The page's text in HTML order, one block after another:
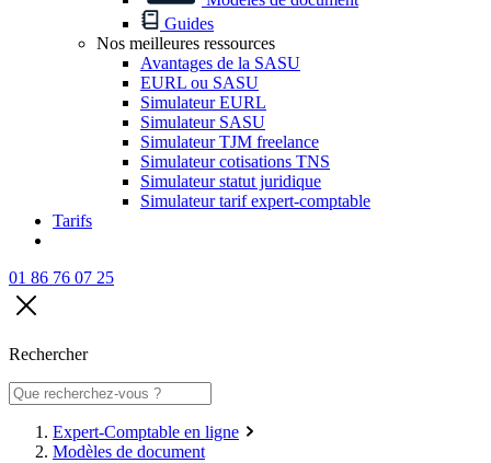
Guides
Nos meilleures ressources
Avantages de la SASU
EURL ou SASU
Simulateur EURL
Simulateur SASU
Simulateur TJM freelance
Simulateur cotisations TNS
Simulateur statut juridique
Simulateur tarif expert-comptable
Tarifs
01 86 76 07 25
Rechercher
Expert-Comptable en ligne
Modèles de document